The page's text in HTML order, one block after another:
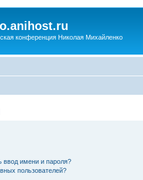
конференция Николая Михайленко
ввод имени и пароля?
пользователей?